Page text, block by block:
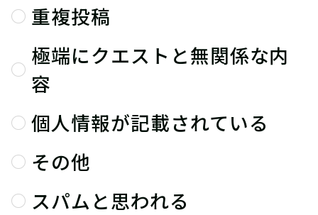
重複投稿
極端にクエストと無関係な内
容
個人情報が記載されている
その他
スパムと思われる